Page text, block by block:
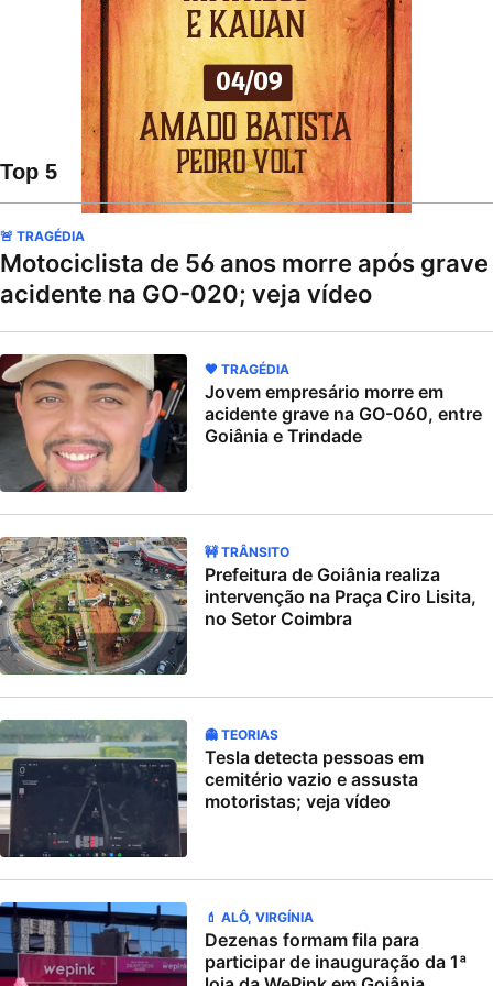
Top 5
🚨 TRAGÉDIA
Motociclista de 56 anos morre após grave
acidente na GO-020; veja vídeo
🖤 TRAGÉDIA
Jovem empresário morre em
acidente grave na GO-060, entre
Goiânia e Trindade
🚧 TRÂNSITO
Prefeitura de Goiânia realiza
intervenção na Praça Ciro Lisita,
no Setor Coimbra
👻 TEORIAS
Tesla detecta pessoas em
cemitério vazio e assusta
motoristas; veja vídeo
💄 ALÔ, VIRGÍNIA
Dezenas formam fila para
participar de inauguração da 1ª